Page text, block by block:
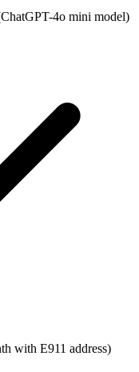
4o mini model)
with E911 address)